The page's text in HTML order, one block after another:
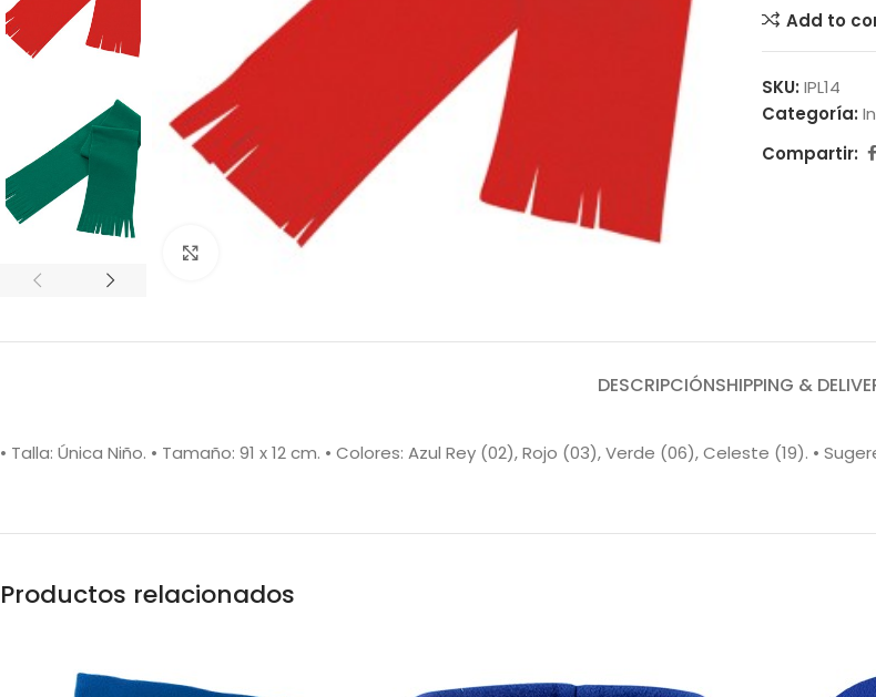
Clic para ampliar
Add to
SKU: IPL14
Categoría:
Compartir:
DESCRIPCIÓNSHIPPING &
• Talla: Única Niño. • Tamaño: 91 x 12 cm. • Colores: Azul Rey (02), Rojo (03), Verde (06), Celeste (19). •
Productos relacionados